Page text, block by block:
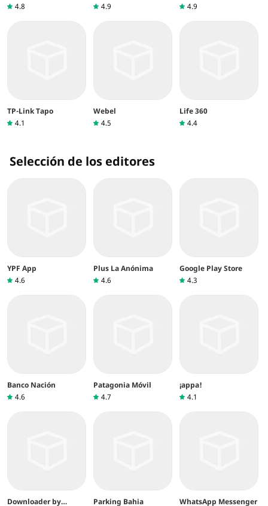
4.8
4.9
4.9
TP-Link Tapo
4.1
Webel
4.5
Life 360
4.4
Selección de los editores
YPF App
4.6
Plus La Anónima
4.6
Google Play Store
4.3
Banco Nación
4.6
Patagonia Móvil
4.7
¡appa!
4.1
Downloader by
Parking Bahia
WhatsApp Messenger